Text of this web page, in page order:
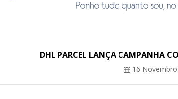
DHL PARCEL LANÇA CAMPANHA
16 Novembro